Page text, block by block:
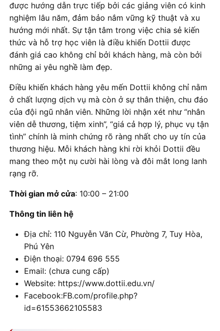
được hướng dẫn trực tiếp bởi các giảng viên có kinh
nghiệm lâu năm, đảm bảo nắm vững kỹ thuật và xu
hướng mới nhất. Sự tận tâm trong việc chia sẻ kiến
thức và hỗ trợ học viên là điều khiến Dottii được
đánh giá cao không chỉ bởi khách hàng, mà còn bởi
những ai yêu nghề làm đẹp.
Điều khiến khách hàng yêu mến Dottii không chỉ nằm
ở chất lượng dịch vụ mà còn ở sự thân thiện, chu đáo
của đội ngũ nhân viên. Những lời nhận xét như “nhân
viên dễ thương, tiệm xinh”, “giá cả hợp lý, phục vụ tận
tình” chính là minh chứng rõ ràng nhất cho uy tín của
thương hiệu. Mỗi khách hàng khi rời khỏi Dottii đều
mang theo một nụ cười hài lòng và đôi mắt long lanh
rạng rỡ.
Thời gian mở cửa: 10:00 – 21:00
Thông tin liên hệ
Địa chỉ: 110 Nguyễn Văn Cừ, Phường 7, Tuy Hòa,
Phú Yên
Điện thoại: 0794 696 555
Email: (chưa cung cấp)
Website: https://www.dottii.edu.vn/
Facebook:FB.com/profile.php?
id=61553662105583